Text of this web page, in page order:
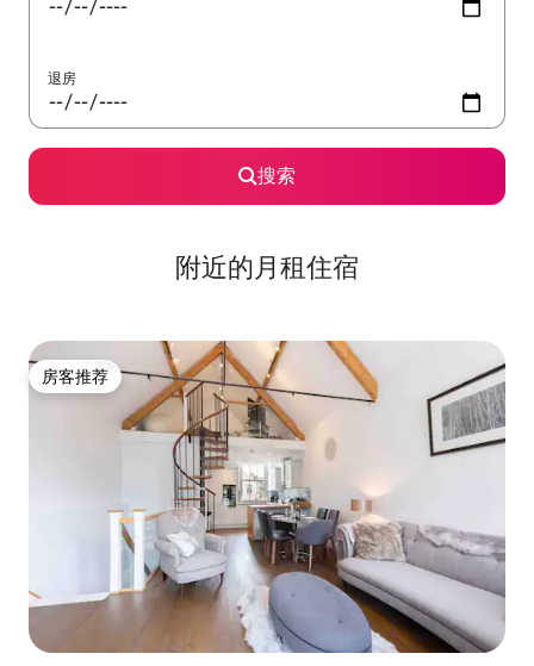
退房
搜索
附近的月租住宿
房客推荐
房客推荐